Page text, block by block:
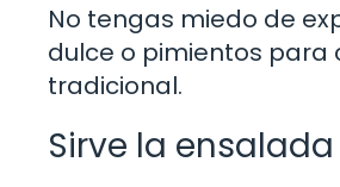
No tengas miedo de
dulce o pimientos para
tradicional.
Sirve la